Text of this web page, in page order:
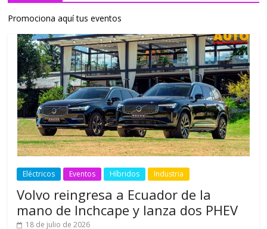
Promociona aquí tus eventos
Eléctricos Eventos Híbridos Industria
Volvo reingresa a Ecuador de la
mano de Inchcape y lanza dos PHEV
18 de julio de 2026